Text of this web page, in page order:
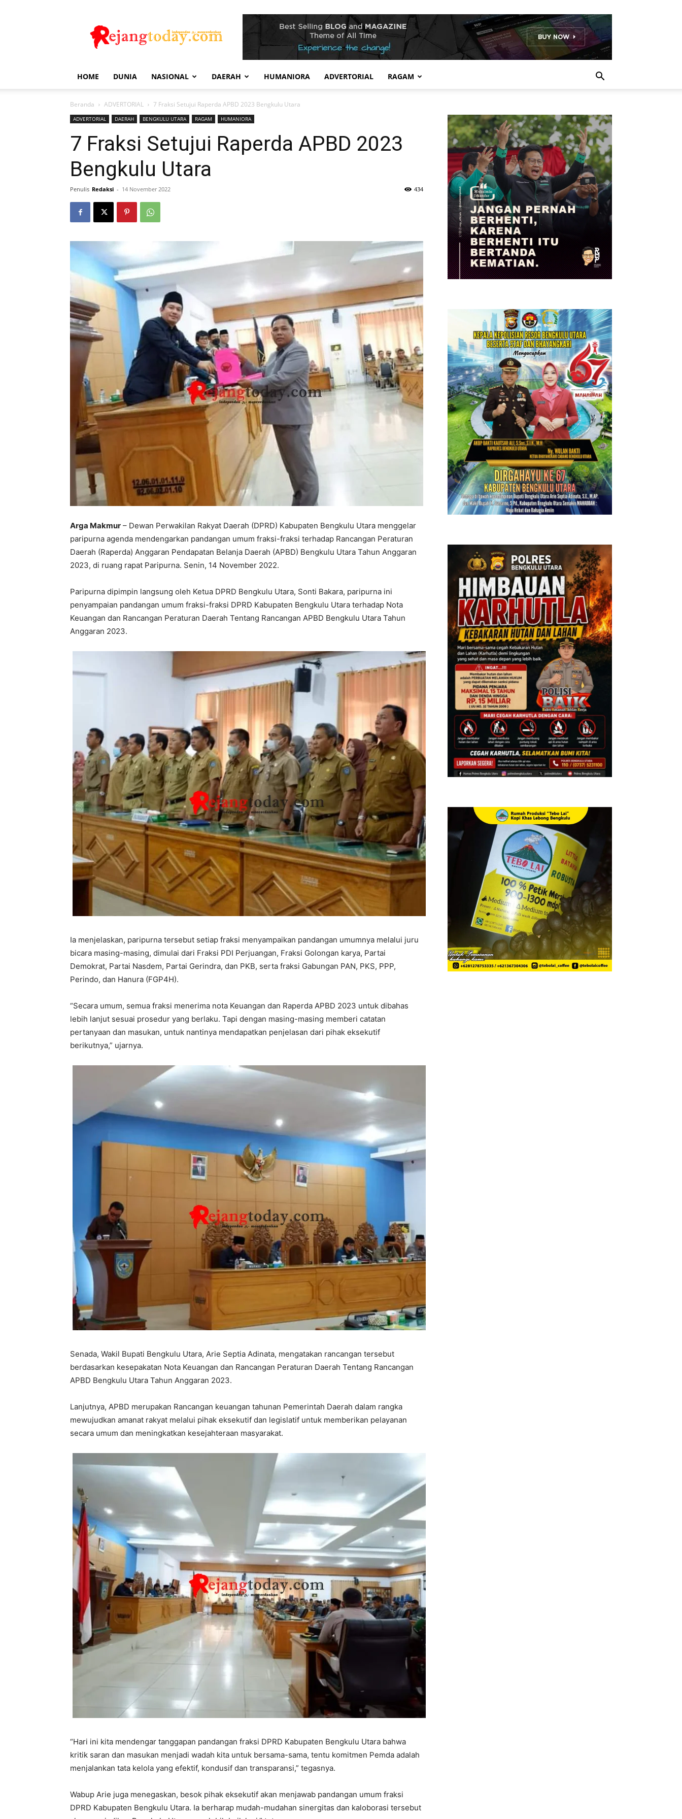
Today
HOME DUNIA NASIONAL DAERAH HUMANIORA ADVERTORIAL RAGAM
Beranda ADVERTORIAL 7 Fraksi Setujui Raperda APBD 2023 Bengkulu Utara
ADVERTORIAL DAERAH BENGKULU UTARA RAGAM HUMANIORA
7 Fraksi Setujui Raperda APBD 2023
Bengkulu Utara
Penulis Redaksi - 14 November 2022 434
Arga Makmur – Dewan Perwakilan Rakyat Daerah (DPRD) Kabupaten Bengkulu Utara menggelar
paripurna agenda mendengarkan pandangan umum fraksi-fraksi terhadap Rancangan Peraturan
Daerah (Raperda) Anggaran Pendapatan Belanja Daerah (APBD) Bengkulu Utara Tahun Anggaran
2023, di ruang rapat Paripurna. Senin, 14 November 2022.
Paripurna dipimpin langsung oleh Ketua DPRD Bengkulu Utara, Sonti Bakara, paripurna ini
penyampaian pandangan umum fraksi-fraksi DPRD Kabupaten Bengkulu Utara terhadap Nota
Keuangan dan Rancangan Peraturan Daerah Tentang Rancangan APBD Bengkulu Utara Tahun
Anggaran 2023.
Ia menjelaskan, paripurna tersebut setiap fraksi menyampaikan pandangan umumnya melalui juru
bicara masing-masing, dimulai dari Fraksi PDI Perjuangan, Fraksi Golongan karya, Partai
Demokrat, Partai Nasdem, Partai Gerindra, dan PKB, serta fraksi Gabungan PAN, PKS, PPP,
Perindo, dan Hanura (FGP4H).
“Secara umum, semua fraksi menerima nota Keuangan dan Raperda APBD 2023 untuk dibahas
lebih lanjut sesuai prosedur yang berlaku. Tapi dengan masing-masing memberi catatan
pertanyaan dan masukan, untuk nantinya mendapatkan penjelasan dari pihak eksekutif
berikutnya,” ujarnya.
Senada, Wakil Bupati Bengkulu Utara, Arie Septia Adinata, mengatakan rancangan tersebut
berdasarkan kesepakatan Nota Keuangan dan Rancangan Peraturan Daerah Tentang Rancangan
APBD Bengkulu Utara Tahun Anggaran 2023.
Lanjutnya, APBD merupakan Rancangan keuangan tahunan Pemerintah Daerah dalam rangka
mewujudkan amanat rakyat melalui pihak eksekutif dan legislatif untuk memberikan pelayanan
secara umum dan meningkatkan kesejahteraan masyarakat.
“Hari ini kita mendengar tanggapan pandangan fraksi DPRD Kabupaten Bengkulu Utara bahwa
kritik saran dan masukan menjadi wadah kita untuk bersama-sama, tentu komitmen Pemda adalah
menjalankan tata kelola yang efektif, kondusif dan transparansi,” tegasnya.
Wabup Arie juga menegaskan, besok pihak eksekutif akan menjawab pandangan umum fraksi
DPRD Kabupaten Bengkulu Utara. Ia berharap mudah-mudahan sinergitas dan kaloborasi tersebut